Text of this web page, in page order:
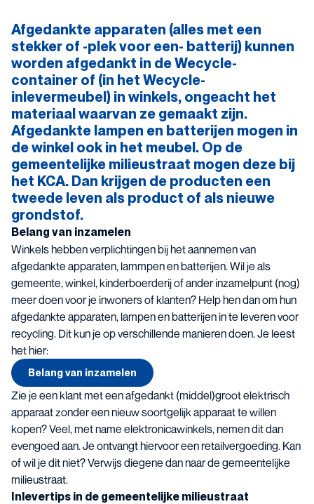
Afgedankte apparaten (alles met een
stekker of -plek voor een- batterij) kunnen
worden afgedankt in de Wecycle-
container of (in het Wecycle-
inlevermeubel) in winkels, ongeacht het
materiaal waarvan ze gemaakt zijn.
Afgedankte lampen en batterijen mogen in
de winkel ook in het meubel. Op de
gemeentelijke milieustraat mogen deze bij
het KCA. Dan krijgen de producten een
tweede leven als product of als nieuwe
grondstof.
Belang van inzamelen
Winkels hebben verplichtingen bij het aannemen van
afgedankte apparaten, lammpen en batterijen. Wil je als
gemeente, winkel, kinderboerderij of ander inzamelpunt (nog)
meer doen voor je inwoners of klanten? Help hen dan om hun
afgedankte apparaten, lampen en batterijen in te leveren voor
recycling. Dit kun je op verschillende manieren doen. Je leest
het hier:
Belang van inzamelen
Zie je een klant met een afgedankt (middel)groot elektrisch
apparaat zonder een nieuw soortgelijk apparaat te willen
kopen? Veel, met name elektronicawinkels, nemen dit dan
evengoed aan. Je ontvangt hiervoor een retailvergoeding. Kan
of wil je dit niet? Verwijs diegene dan naar de gemeentelijke
milieustraat.
Inlevertips in de gemeentelijke milieustraat